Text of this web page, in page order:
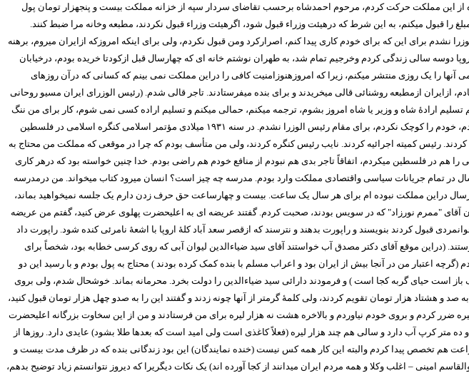
این مملکت حرکت کردم، مرحوم احمدشاه برحسب تقاضای سردار سپه از خزانه مملکت بیست و پنجهزار تومان پول
قبول میکنم، به این شرط که درهیئت وزراء قبول شود، اگرهیئت وزراء‌ قبول نکردند، مطبعه وخانه مرا ضبط کنند.
برای این که برای خودم کاری پیدا کنم، اصرارکرد ومن قبول نکردم، ولی برای اینکه امروزکه ازایران میروم، برهنه
دوسه سالی زندگی کردم وخرجیم تمام شد، به طهران نوشتم خانه ای که چهارسال قبل ازکودتا خریده بودم، درخیابان
آنها را یک روزی منتشر میکنم، زیرا که امروزهنوزامنیت کافی را دراین مملکت نمی بینم که کسانی که درآن روزهای
ازایران ازمطبعه روشنائی قالی میخریدند و برای بنده میفرستادند. تاجر قالی شدم. (رئیس الوزرای ایران مسیو روحانی
ارادۀ شاه و وزیر یا شاه امروز بشوم، ترجمه میکنم، حمالی میکنم و تسلیم اراده کسی نمی شوم، کار برای من ننگ
خودم را کوچک نکردم، برای مقام رئیس الوزرا نشدم. در سنه ۱۹۳۱ میلادی مؤتمر اسلامی کنگره اسلامی در فلسطین
رئیس کمیته اجرائیه کردند. نایب رئیس کنگره کردند، ولی من متأسف بودم که چرا در موقعی که مملکت من محتاج به
هم در فلسطین میکردم، اتفاقاً تاجر بدی هم نبودم از منافع خودم هم راضی بودم. خدا چنین خواسته بود که درهر کاری
در تمام جریانات سیاسی واقتصادی مملکت وارد بودم. مدرسه چه چیز است؟ انسان میرود کتاب میخواند. من درمدرسه
دراین مملکت نبوده ام برای هر سال یک ساعت. بیست و چهارساعت حق حرف زدن دارم یک جلسه نمیخواهید بماند،
آقای "ممرم نورزاد" که در سویس بودند، صحبت کردم. گفتند عریضه ای به اعلیحضرت پهلوی عرض کنید، گفتم من عریضه
قبول کردند بنویسند و راپورت بدهند و نترسند که ازقصر سعد آباد کلۀ اروپا با اشعۀ نامرئی کنده شود. راپورت داد
(دراین موقع آقای دکتر مصدق آب خواستند آقای سید ضیاء‌الدین لیوان آبی که روی کرسی خطابه بود، شخصاً برای
اعتبار من در آنجا بیش از ایران بود و اعراب مسلم با بنده کمک کرده بودند ) محتاج به پول بودم و با رسید این دو
است حیای گربه کجا است ) و فرمودند دارائی سید ضیاء‌الدین را دولت بخرد. محرمانه بماند. خوشحال شدم، ولی بروی
هشتاد هزار تومان تقویم کردند، ولی کلمۀ گرمتر از آنها چونه زدند و گفتند این را به صدو چهل هزار تومان قبول کنید،
ضرر کردم و بروی خودم نیاوردم و بالاخره هشت نه هزار لیره برای من فرستادند و من از این سخاوت بزرگانه اعلیحضرت
کرپ آب دارد و سالی هم چند هزار لیره (فعلاً کاغذی است ولی امید است که بعدها طلا بشود) عایدی دارد. روزها از
هم تخصص پیدا کردم والبته این کار همه کس نیست (خنده نمایندگان) این بود زندگانی بنده که در ظرف مدت بیست و
امینی – اغلب وکلا و همه مردم ایران میدانند از کجا آورده اند) یک نکات دیگریرا که دیروز نتوانستم زیاد توضیح بدهم،